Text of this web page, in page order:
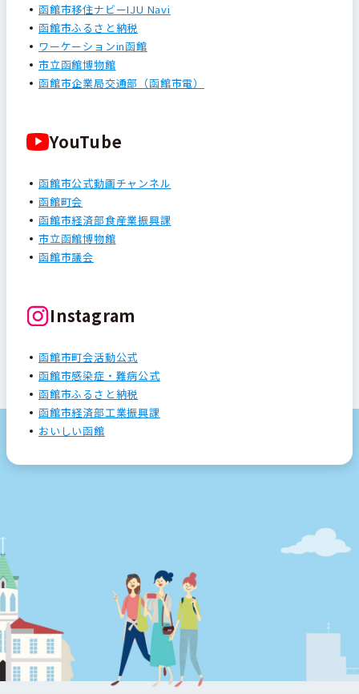
函館市移住ナビーIJU Navi
函館市ふるさと納税
ワーケーションin函館
市立函館博物館
函館市企業局交通部（函館市電）
YouTube
函館市公式動画チャンネル
函館町会
函館市経済部食産業振興課
市立函館博物館
函館市議会
Instagram
函館市町会活動公式
函館市感染症・難病公式
函館市ふるさと納税
函館市経済部工業振興課
おいしい函館